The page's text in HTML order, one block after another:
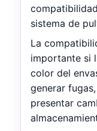
sistema de
La
importante si
color del
generar
presentar